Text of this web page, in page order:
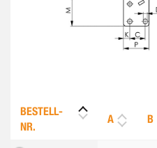
BESTELL-
NR.
A B